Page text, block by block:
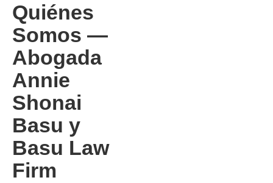
Quiénes
Somos —
Abogada
Annie
Shonai
Basu y
Basu Law
Firm